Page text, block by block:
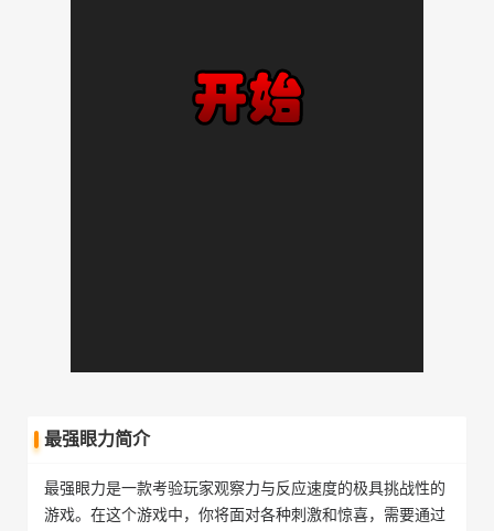
最强眼力简介
最强眼力是一款考验玩家观察力与反应速度的极具挑战性的
游戏。在这个游戏中，你将面对各种刺激和惊喜，需要通过